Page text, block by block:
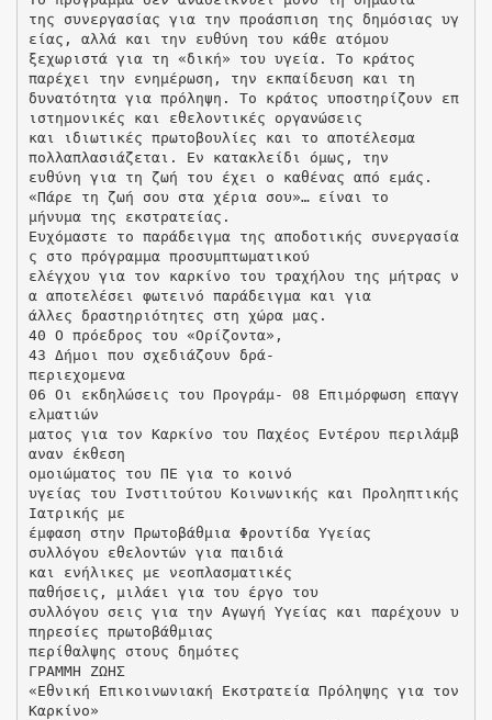
της συνεργασίας για την προάσπιση της δημόσιας υγ
είας, αλλά και την ευθύνη του κάθε ατόμου
ξεχωριστά για τη «δική» του υγεία. Το κράτος
παρέχει την ενημέρωση, την εκπαίδευση και τη
δυνατότητα για πρόληψη. Το κράτος υποστηρίζουν επ
ιστημονικές και εθελοντικές οργανώσεις
και ιδιωτικές πρωτοβουλίες και το αποτέλεσμα
πολλαπλασιάζεται. Εν κατακλείδι όμως, την
ευθύνη για τη ζωή του έχει ο καθένας από εμάς.
«Πάρε τη ζωή σου στα χέρια σου»… είναι το
μήνυμα της εκστρατείας.
Ευχόμαστε το παράδειγμα της αποδοτικής συνεργασία
ς στο πρόγραμμα προσυμπτωματικού
ελέγχου για τον καρκίνο του τραχήλου της μήτρας ν
α αποτελέσει φωτεινό παράδειγμα και για
άλλες δραστηριότητες στη χώρα μας.
40 Ο πρόεδρος του «Ορίζοντα»,
43 Δήμοι που σχεδιάζουν δρά-
περιεχομενα
06 Οι εκδηλώσεις του Προγράμ- 08 Επιμόρφωση επαγγ
ελματιών
ματος για τον Καρκίνο του Παχέος Εντέρου περιλάμβ
αναν έκθεση
ομοιώματος του ΠΕ για το κοινό
υγείας του Ινστιτούτου Κοινωνικής και Προληπτικής
Ιατρικής με
έμφαση στην Πρωτοβάθμια Φροντίδα Υγείας
συλλόγου εθελοντών για παιδιά
και ενήλικες με νεοπλασματικές
παθήσεις, μιλάει για του έργο του
συλλόγου σεις για την Αγωγή Υγείας και παρέχουν υ
πηρεσίες πρωτοβάθμιας
περίθαλψης στους δημότες
ΓΡΑΜΜΗ ΖΩΗΣ
«Εθνική Επικοινωνιακή Εκστρατεία Πρόληψης για τον
Καρκίνο»